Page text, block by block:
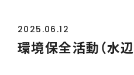
2025.06.12
環境保全活動（水